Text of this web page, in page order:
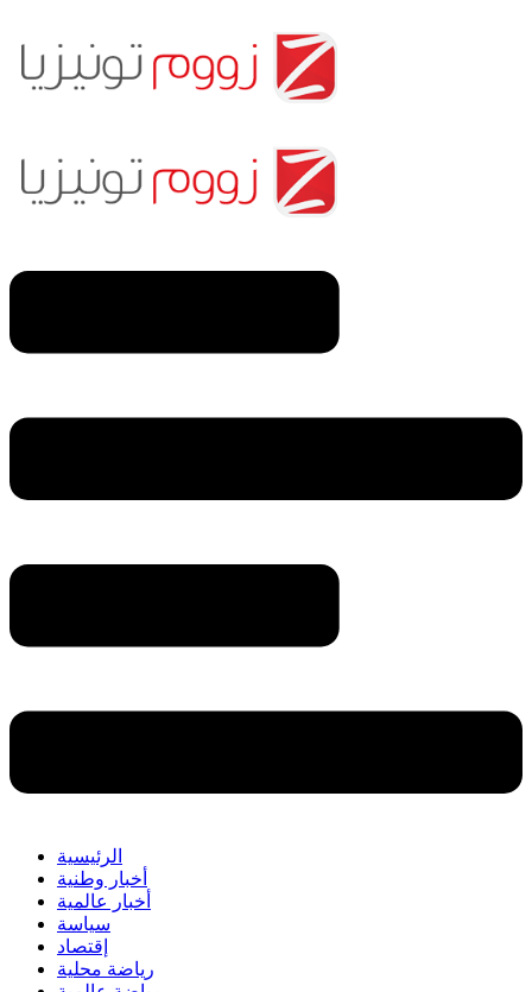
الرئيسية
أخبار وطنية
أخبار عالمية
سياسة
إقتصاد
رياضة محلية